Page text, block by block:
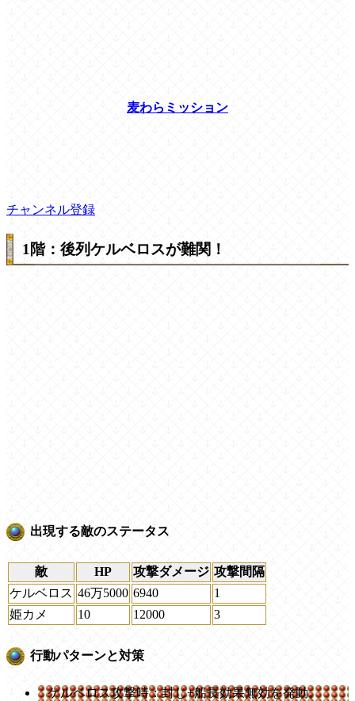
麦わらミッション
チャンネル登録
1階：後列ケルベロスが難関！
出現する敵のステータス
敵 HP 攻撃ダメージ 攻撃間隔
ケルベロス 46万5000 6940
1
姫カメ
10 12000 3
行動パターンと対策
ケルベロス攻撃時：封じ+船長効果無効を発動。